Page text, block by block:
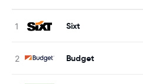
Sixt
Budget